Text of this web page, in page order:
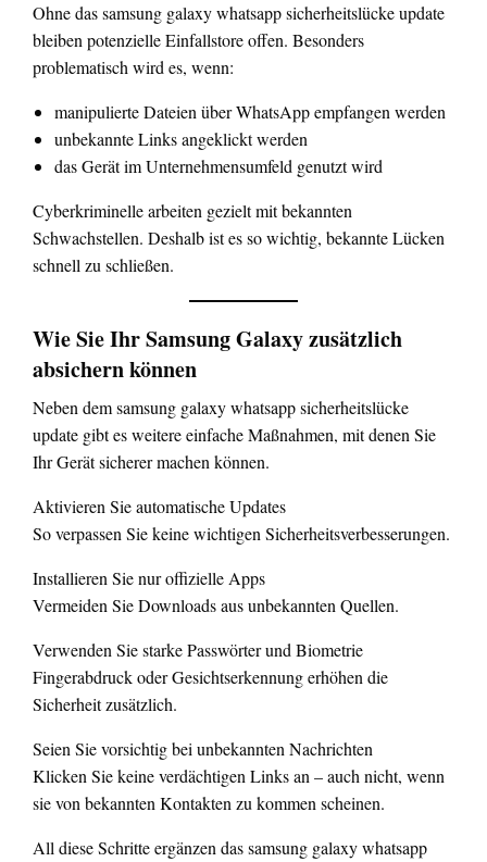
Ohne das samsung galaxy whatsapp sicherheitslücke update
bleiben potenzielle Einfallstore offen. Besonders
problematisch wird es, wenn:
manipulierte Dateien über WhatsApp empfangen werden
unbekannte Links angeklickt werden
das Gerät im Unternehmensumfeld genutzt wird
Cyberkriminelle arbeiten gezielt mit bekannten
Schwachstellen. Deshalb ist es so wichtig, bekannte Lücken
schnell zu schließen.
Wie Sie Ihr Samsung Galaxy zusätzlich
absichern können
Neben dem samsung galaxy whatsapp sicherheitslücke
update gibt es weitere einfache Maßnahmen, mit denen Sie
Ihr Gerät sicherer machen können.
Aktivieren Sie automatische Updates
So verpassen Sie keine wichtigen Sicherheitsverbesserungen.
Installieren Sie nur offizielle Apps
Vermeiden Sie Downloads aus unbekannten Quellen.
Verwenden Sie starke Passwörter und Biometrie
Fingerabdruck oder Gesichtserkennung erhöhen die
Sicherheit zusätzlich.
Seien Sie vorsichtig bei unbekannten Nachrichten
Klicken Sie keine verdächtigen Links an – auch nicht, wenn
sie von bekannten Kontakten zu kommen scheinen.
All diese Schritte ergänzen das samsung galaxy whatsapp